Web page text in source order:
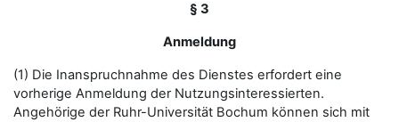
§ 3
Anmeldung
(1) Die Inanspruchnahme des Dienstes erfordert eine
vorherige Anmeldung der Nutzungsinteressierten.
Angehörige der Ruhr-Universität Bochum können sich mit